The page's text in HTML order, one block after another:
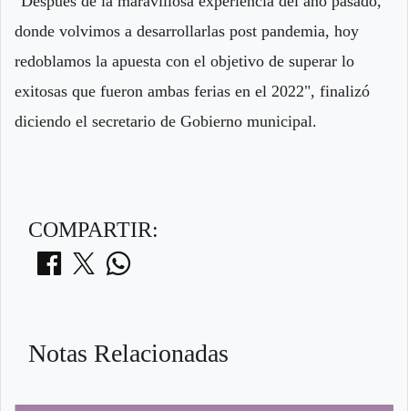
donde volvimos a desarrollarlas post pandemia, hoy
redoblamos la apuesta con el objetivo de superar lo
exitosas que fueron ambas ferias en el 2022", finalizó
diciendo el secretario de Gobierno municipal.
COMPARTIR:
Notas Relacionadas